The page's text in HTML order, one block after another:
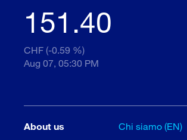
151.40
CHF (-0.59 %)
Aug 07, 05:30 PM
About us
Chi siamo (EN)